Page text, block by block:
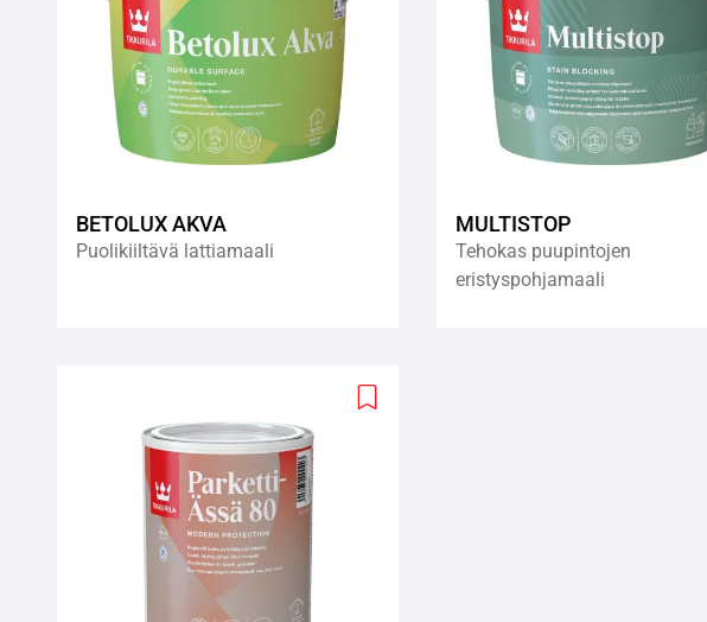
BETOLUX AKVA
Puolikiiltävä lattiamaali
MULTISTOP
Tehokas puupintojen
eristyspohjamaali
Add